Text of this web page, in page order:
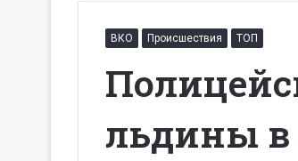
ВКО Происшествия ТОП
льдины